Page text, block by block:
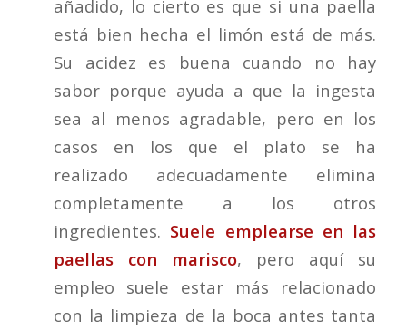
añadido, lo cierto es que si una paella
está bien hecha el limón está de más.
Su acidez es buena cuando no hay
sabor porque ayuda a que la ingesta
sea al menos agradable, pero en los
casos en los que el plato se ha
realizado adecuadamente elimina
completamente a los otros
ingredientes. Suele emplearse en las
paellas con marisco, pero aquí su
empleo suele estar más relacionado
con la limpieza de la boca antes tanta